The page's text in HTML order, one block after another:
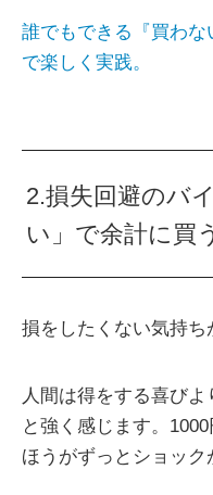
誰でもできる『買わ
で楽しく実践。
2.損失回避のバ
い」で余計に買
損をしたくない気持ち
人間は得をする喜び
と強く感じます。
ほうがずっとショック